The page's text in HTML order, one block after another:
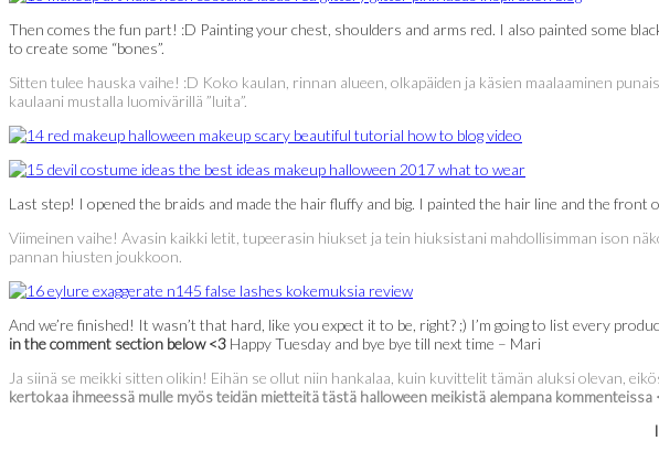
Then comes the fun part! :D Painting your chest, shoulders and arms red. I also painted some
to create some “bones”.
Sitten tulee hauska vaihe! :D Koko kaulan, rinnan alueen, olkapäiden ja käsien maalaaminen
kaulaani mustalla luomivärillä ”luita”.
Last step! I opened the braids and made the hair fluffy and big. I painted the hair line and the
Viimeinen vaihe! Avasin kaikki letit, tupeerasin hiukset ja tein hiuksistani mahdollisimman ison
pannan hiusten joukkoon.
And we’re finished! It wasn’t that hard, like you expect it to be, right? ;) I’m going to list every
in the comment section below <3 Happy Tuesday and bye bye till next time – Mari
Ja siinä se meikki sitten olikin! Eihän se ollut niin hankalaa, kuin kuvittelit tämän aluksi olevan,
kertokaa ihmeessä mulle myös teidän mietteitä tästä halloween meikistä alempana kommenteissa